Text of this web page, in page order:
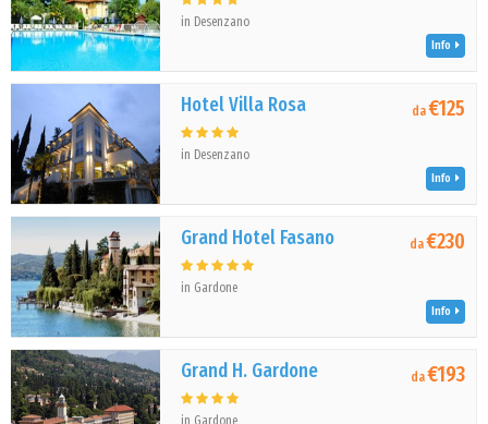
in Desenzano
Info
Hotel Villa Rosa
in Desenzano
da€125
Info
Grand Hotel Fasano
in Gardone
da€230
Info
Grand H. Gardone
in Gardone
da€193